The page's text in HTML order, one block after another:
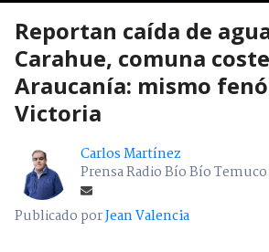
Reportan caída de
Carahue, comuna
Araucanía: mismo
Victoria
Carlos Martínez
Prensa Radio Bío Bío Temuco
Publicado porJean Valencia